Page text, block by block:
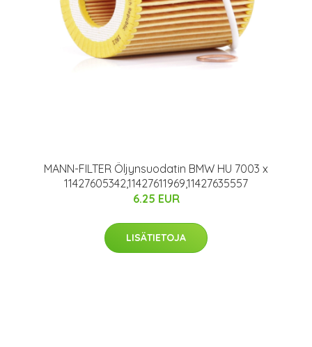
MANN-FILTER Öljynsuodatin BMW HU 7003 x
11427605342,11427611969,11427635557
6.25 EUR
LISÄTIETOJA